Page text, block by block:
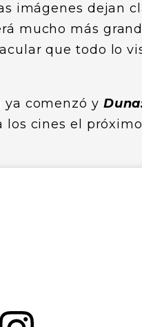
imágenes dejan
mucho más
que todo lo
ya comenzó y
los cines el